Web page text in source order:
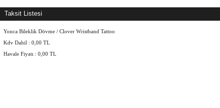
Taksit Listesi
Yonca Bileklik Dövme / Clover Wristband Tattoo
Kdv Dahil : 0,00 TL
Havale Fiyatı : 0,00 TL